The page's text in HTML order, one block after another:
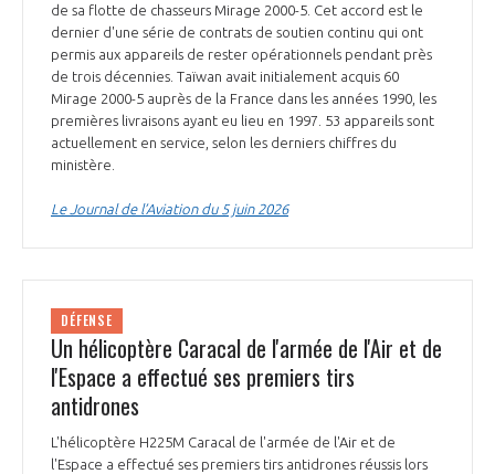
INTERNATIONALISATION
de sa flotte de chasseurs Mirage 2000-5. Cet accord est le
dernier d'une série de contrats de soutien continu qui ont
permis aux appareils de rester opérationnels pendant près
de trois décennies. Taïwan avait initialement acquis 60
Mirage 2000-5 auprès de la France dans les années 1990, les
premières livraisons ayant eu lieu en 1997. 53 appareils sont
actuellement en service, selon les derniers chiffres du
ministère.
Le Journal de l’Aviation du 5 juin 2026
DÉFENSE
Un hélicoptère Caracal de l'armée de l'Air et de
l'Espace a effectué ses premiers tirs
antidrones
L'hélicoptère H225M Caracal de l'armée de l'Air et de
l'Espace a effectué ses premiers tirs antidrones réussis lors